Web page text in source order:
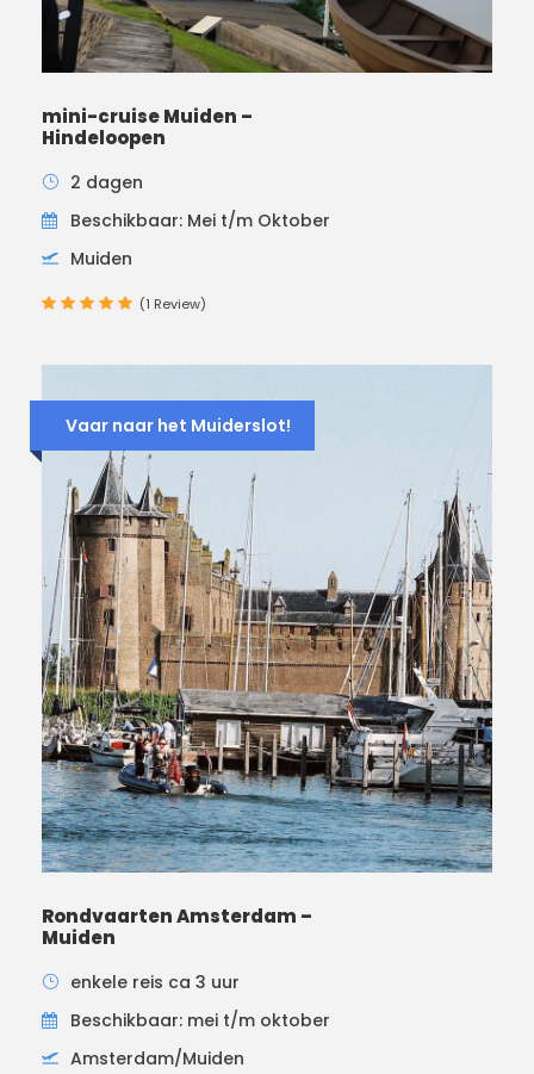
mini-cruise Muiden –
Hindeloopen
2 dagen
Beschikbaar: Mei t/m Oktober
Muiden
(1 Review)
Vaar naar het Muiderslot!
Rondvaarten Amsterdam –
Muiden
enkele reis ca 3 uur
Beschikbaar: mei t/m oktober
Amsterdam/Muiden